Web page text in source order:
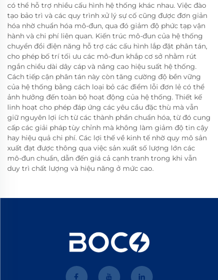
có thể hỗ trợ nhiều cấu hình hệ thống khác nhau. Việc đào
tạo bảo trì và các quy trình xử lý sự cố cũng được đơn giản
hóa nhờ chuẩn hóa mô-đun, qua đó giảm độ phức tạp vận
hành và chi phí liên quan. Kiến trúc mô-đun của hệ thống
chuyển đổi điện năng hỗ trợ các cấu hình lắp đặt phân tán,
cho phép bố trí tối ưu các mô-đun khắp cơ sở nhằm rút
ngắn chiều dài dây cáp và nâng cao hiệu suất hệ thống.
Cách tiếp cận phân tán này còn tăng cường độ bền vững
của hệ thống bằng cách loại bỏ các điểm lỗi đơn lẻ có thể
ảnh hưởng đến toàn bộ hoạt động của hệ thống. Thiết kế
linh hoạt cho phép đáp ứng các yêu cầu đặc thù mà vẫn
giữ nguyên lợi ích từ các thành phần chuẩn hóa, từ đó cung
cấp các giải pháp tùy chỉnh mà không làm giảm độ tin cậy
hay hiệu quả chi phí. Các lợi thế về kinh tế nhờ quy mô sản
xuất đạt được thông qua việc sản xuất số lượng lớn các
mô-đun chuẩn, dẫn đến giá cả cạnh tranh trong khi vẫn
duy trì chất lượng và hiệu năng ở mức cao.